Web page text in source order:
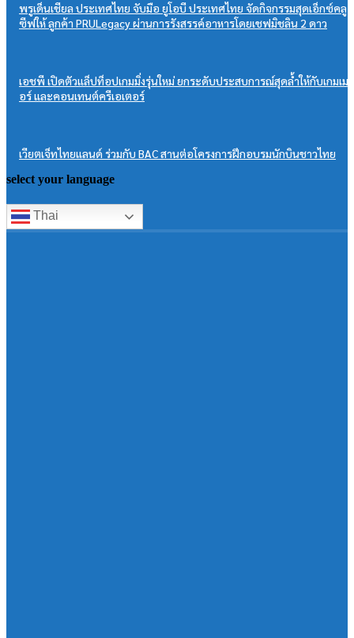
พรูเด็นเชียล ประเทศไทย จับมือ ยูโอบี ประเทศไทย จัดกิจกรรมสุดเอ็กซ์คลู
ซีฟให้ ลูกค้า PRULegacy ผ่านการรังสรรค์อาหารโดยเชฟมิชลิน 2 ดาว
เอชพี เปิดตัวแล็ปท็อปเกมมิ่งรุ่นใหม่ ยกระดับประสบการณ์สุดล้ำให้กับเกมเม
อร์ และคอนเทนต์ครีเอเตอร์
เวียตเจ็ทไทยแลนด์ ร่วมกับ BAC สานต่อโครงการฝึกอบรมนักบินชาวไทย
select your language
Thai